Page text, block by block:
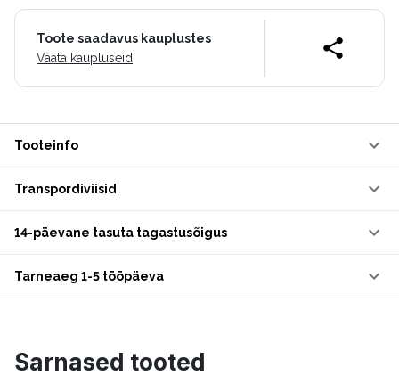
Toote saadavus kauplustes
Vaata kaupluseid
Tooteinfo
Transpordiviisid
14-päevane tasuta tagastusõigus
Tarneaeg 1-5 tööpäeva
Sarnased tooted